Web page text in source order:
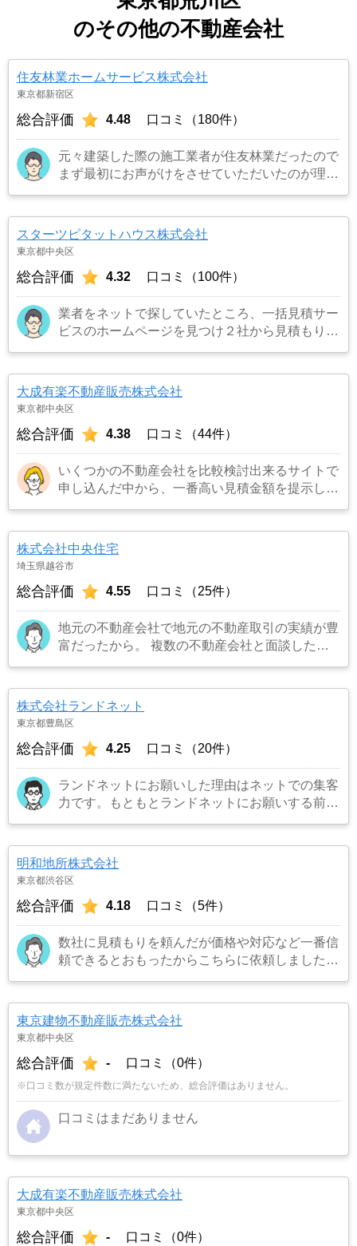
のその他の不動産会社
住友林業ホームサービス株式会社
東京都新宿区
総合評価 4.48 口コミ（180件）
元々建築した際の施工業者が住友林業だったので
まず最初にお声がけをさせていただいたのが理由
スターツピタットハウス株式会社
東京都中央区
総合評価 4.32 口コミ（100件）
業者をネットで探していたところ、一括見積サー
ビスのホームページを見つけ２社から見積もりを
者がいると連絡を受け売却が決まったため。
もっと見る
大成有楽不動産販売株式会社
東京都中央区
総合評価 4.38 口コミ（44件）
いくつかの不動産会社を比較検討出来るサイトで
申し込んだ中から、一番高い見積金額を提示して
株式会社中央住宅
埼玉県越谷市
総合評価 4.55 口コミ（25件）
地元の不動産会社で地元の不動産取引の実績が豊
富だったから。 複数の不動産会社と面談した
株式会社ランドネット
東京都豊島区
総合評価 4.25 口コミ（20件）
ランドネットにお願いした理由はネットでの集客
力です。もともとランドネットにお願いする前は
場がないことで地元の不動産屋では取り扱っても
らえませんでした。そこでそれまでに取引があ
した。 …もっと見る
明和地所株式会社
東京都渋谷区
総合評価 4.18 口コミ（5件）
数社に見積もりを頼んだが価格や対応など一番信
頼できるとおもったからこちらに依頼しました。
東京建物不動産販売株式会社
東京都中央区
総合評価 - 口コミ（0件）
※口コミ数が規定件数に満たないため、総合評価はありません。
口コミはまだありません
大成有楽不動産販売株式会社
東京都中央区
総合評価 - 口コミ（0件）